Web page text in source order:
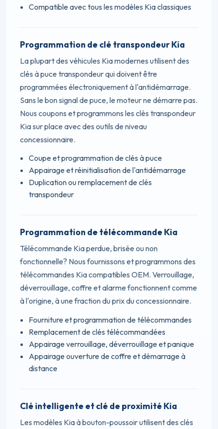
Compatible avec tous les modèles Kia classiques
Programmation de clé transpondeur Kia
La plupart des véhicules Kia modernes utilisent des
clés à puce transpondeur qui doivent être
programmées électroniquement à l'antidémarrage.
Sans le bon signal de puce, le moteur ne démarre pas.
Nous coupons et programmons les clés transpondeur
Kia sur place avec des outils de niveau
concessionnaire.
Coupe et programmation de clés à puce
Appairage et réinitialisation de l'antidémarrage
Duplication ou remplacement de clés
transpondeur
Programmation de télécommande Kia
Télécommande Kia perdue, brisée ou non
fonctionnelle? Nous fournissons et programmons des
télécommandes Kia compatibles OEM. Verrouillage,
déverrouillage, coffre et alarme fonctionnent comme
à l'origine, à une fraction du prix du concessionnaire.
Fourniture et programmation de télécommandes
Remplacement de clés télécommandées
Appairage verrouillage, déverrouillage et panique
Appairage ouverture de coffre et démarrage à
distance
Clé intelligente et clé de proximité Kia
Les modèles Kia à bouton-poussoir utilisent des clés